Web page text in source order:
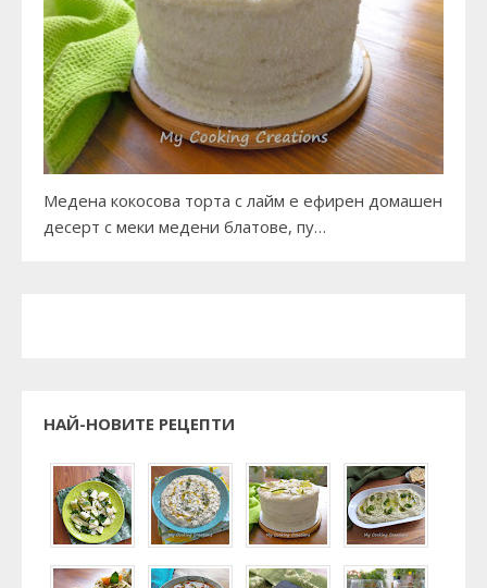
Медена кокосова торта с лайм е ефирен домашен
десерт с меки медени блатове, пу…
НАЙ-НОВИТЕ РЕЦЕПТИ